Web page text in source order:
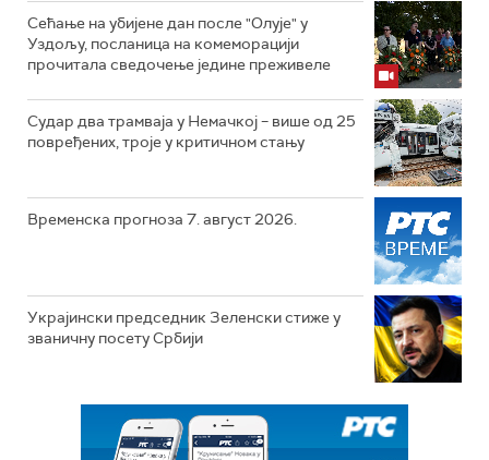
Сећање на убијене дан после "Олује" у
Уздољу, посланица на комеморацији
прочитала сведочење једине преживеле
Судар два трамваја у Немачкој – више од 25
повређених, троје у критичном стању
Временска прогноза 7. август 2026.
Украјински председник Зеленски стиже у
званичну посету Србији